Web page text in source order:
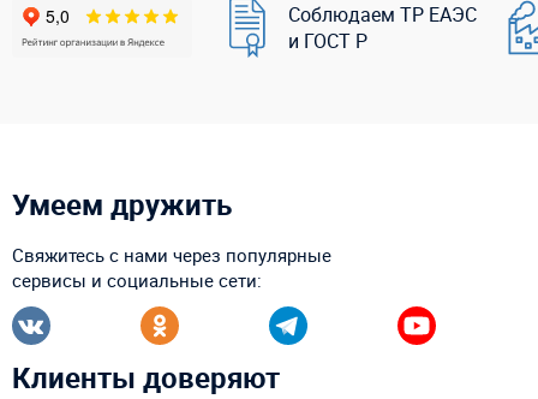
Соблюдаем ТР ЕАЭС
и ГОСТ Р
Умеем дружить
Свяжитесь с нами через популярные
сервисы и социальные сети:
Клиенты доверяют